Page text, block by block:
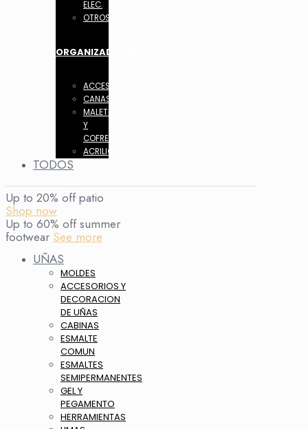
ELEC.
OTROS
ORGANIZADORES
ACCESORIOS
CANASTOS
MALETIN
Y
COFRES
ACRILICO
TODOS
Up to 20% off patio
Shop now
Up to 60% off summer
footwear See more
UÑAS
MOLDES
ACCESORIOS Y
DECORACION
DE UÑAS
CABINAS
ESMALTE
COMUN
ESMALTES
SEMIPERMANENTES
GEL Y
PEGAMENTO
HERRAMIENTAS